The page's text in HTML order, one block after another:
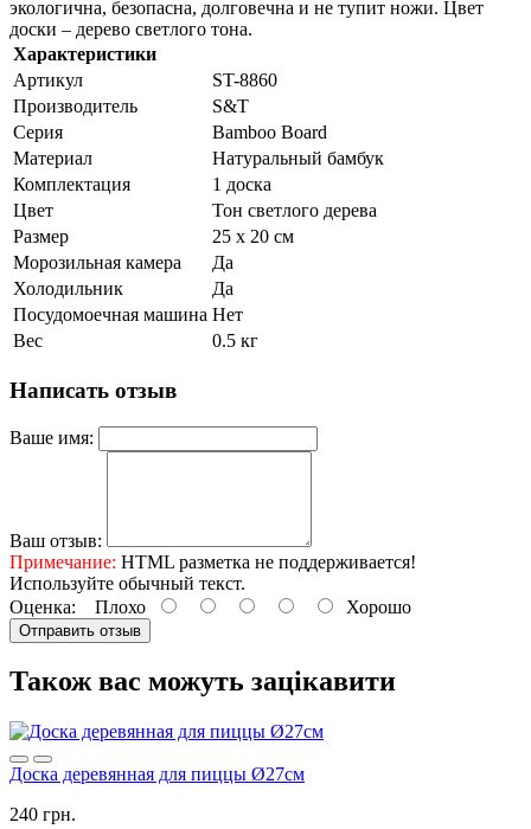
экологична, безопасна, долговечна и не тупит ножи. Цвет
доски – дерево светлого тона.
Характеристики
Артикул
ST-8860
Производитель
S&T
Серия
Bamboo Board
Материал
Натуральный бамбук
Комплектация
1 доска
Цвет
Тон светлого дерева
Размер
25 х 20 см
Морозильная камера
Да
Холодильник
Да
Посудомоечная машина Нет
Вес
0.5 кг
Написать отзыв
Ваше имя:
Ваш отзыв:
Примечание: HTML разметка не поддерживается!
Используйте обычный текст.
Оценка: Плохо Хорошо
Отправить отзыв
Також вас можуть зацікавити
Доска деревянная для пиццы Ø27см
240 грн.